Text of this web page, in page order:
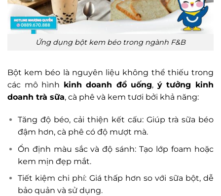
Ứng dụng bột kem béo trong ngành F&B
Bột kem béo là nguyên liệu không thể thiếu trong
các mô hình kinh doanh đồ uống, ý tưởng kinh
doanh trà sữa, cà phê và kem tươi bởi khả năng:
Tăng độ béo, cải thiện kết cấu: Giúp trà sữa béo
đậm hơn, cà phê có độ mượt mà.
Ổn định màu sắc và độ sánh: Tạo lớp foam hoặc
kem mịn đẹp mắt.
Tiết kiệm chi phí: Giá thấp hơn so với sữa bột, dễ
bảo quản và sử dụng.